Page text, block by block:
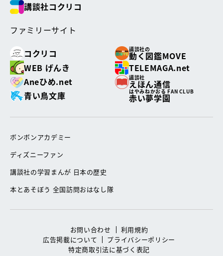
講談社コクリコ
ファミリーサイト
コクリコ
講談社の
動く図鑑MOVE
WEB げんき
TELEMAGA.net
Aneひめ.net
講談社
えほん通信
青い鳥文庫
はやみねかおる FAN CLUB
赤い夢学園
ボンボンアカデミー
ディズニーファン
講談社の学習まんが 日本の歴史
本とあそぼう 全国訪問おはなし隊
お問い合わせ
利用規約
広告掲載について
プライバシーポリシー
特定商取引法に基づく表記